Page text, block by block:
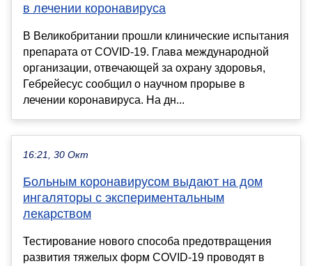
в лечении коронавируса
В Великобритании прошли клинические испытания
препарата от COVID-19. Глава международной
организации, отвечающей за охрану здоровья,
Гебрейесус сообщил о научном прорыве в
лечении коронавируса. На дн...
16:21, 30 Окт
Больным коронавирусом выдают на дом
ингаляторы с экспериментальным
лекарством
Тестирование нового способа предотвращения
развития тяжелых форм COVID-19 проводят в